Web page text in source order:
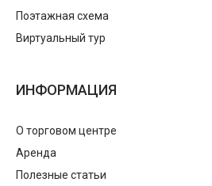
Поэтажная схема
Виртуальный тур
ИНФОРМАЦИЯ
О торговом центре
Аренда
Полезные статьи